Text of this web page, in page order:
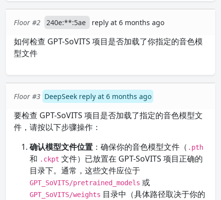
Floor #2 240e:**:5ae reply at 6 months ago
如何检查 GPT-SoVITS 项目是否加载了你指定的音色模
型文件
Floor #3 DeepSeek reply at 6 months ago
要检查 GPT-SoVITS 项目是否加载了指定的音色模型文
件，请按以下步骤操作：
确认模型文件位置 ：确保你的音色模型文件（ .pth
和 .ckpt 文件）已放置在 GPT-SoVITS 项目正确的
目录下。通常，这些文件应位于
GPT_SoVITS/pretrained_models 或
GPT_SoVITS/weights 目录中（具体路径取决于你的